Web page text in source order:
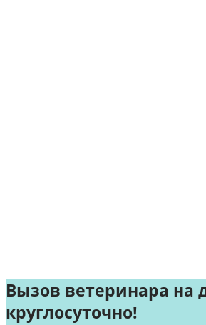
Вызов ветеринара на
круглосуточно!